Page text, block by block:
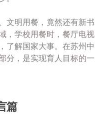
文明用餐，竟然还有新书
，学校用餐时，餐厅电视
了解国家大事。在苏州中
分，是实现育人目标的一
篇